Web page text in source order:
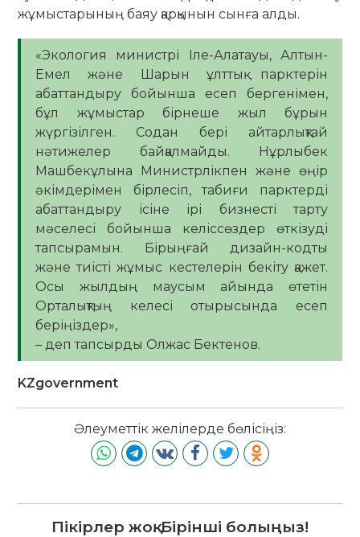
жұмыстарының баяу қарқынын сынға алды.
«Экология министрі Іле-Алатауы, Алтын-
Емел және Шарын ұлттық парктерін
абаттандыру бойынша есеп бергенімен,
бұл жұмыстар бірнеше жыл бұрын
жүргізілген. Содан бері айтарлықтай
нәтижелер байқалмайды. Нұрлыбек
Машбекұлына Министрлікпен және өңір
әкімдерімен бірлесіп, табиғи парктерді
абаттандыру ісіне ірі бизнесті тарту
мәселесі бойынша келіссөздер өткізуді
тапсырамын. Бірыңғай дизайн-кодты
және тиісті жұмыс кестелерін бекіту қажет.
Осы жылдың маусым айында өтетін
Орталықтың келесі отырысында есеп
беріңіздер»,
– деп тапсырды Олжас Бектенов.
KZgovernment
Әлеуметтік желілерде бөлісіңіз:
Пікірлер жоқ. Бірінші болыңыз!